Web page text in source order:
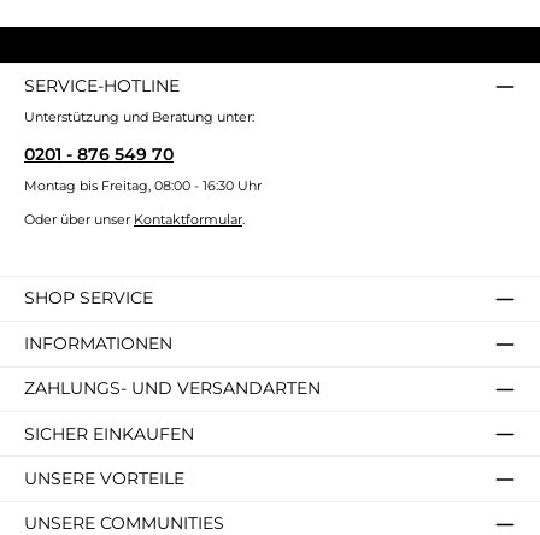
SERVICE-HOTLINE
Unterstützung und Beratung unter:
0201 - 876 549 70
Montag bis Freitag, 08:00 - 16:30 Uhr
Oder über unser Kontaktformular.
SHOP SERVICE
INFORMATIONEN
ZAHLUNGS- UND VERSANDARTEN
SICHER EINKAUFEN
UNSERE VORTEILE
UNSERE COMMUNITIES